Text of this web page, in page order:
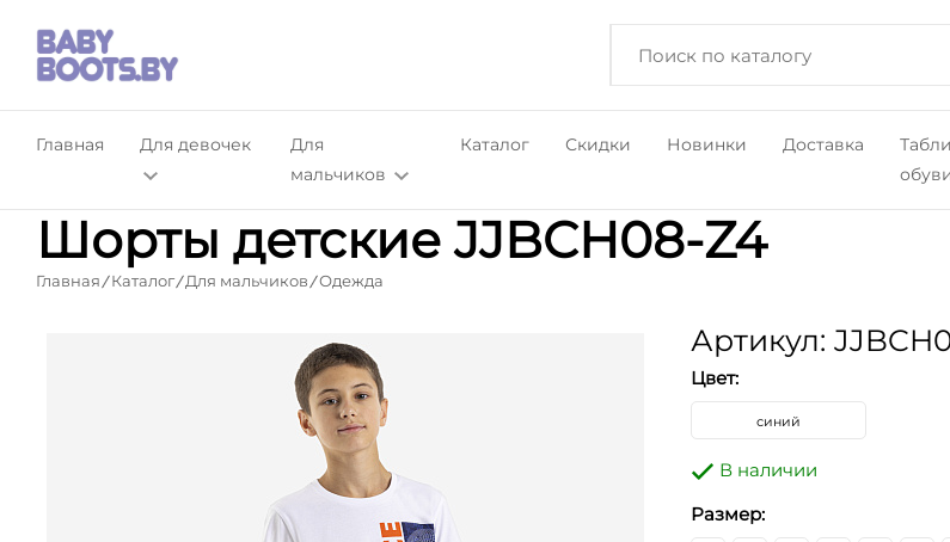
Главная Для девочек
Для
мальчиков
Каталог Скидки Новинки Доставка
Шорты детские JJBCH08-Z4
Главная Каталог Для мальчиков Одежда
Артикул:
Цвет:
синий
В наличии
Размер: